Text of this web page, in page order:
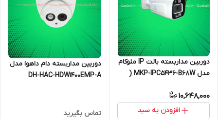
دوربین مداربسته بالت IP ملوکام
مدل MKP-IPC5436-B68W (
10,648,000
افزودن به سبد
دوربین مداربسته دام داهوا مدل
DH-HAC-HDW1400EMP-A
تماس بگیرید